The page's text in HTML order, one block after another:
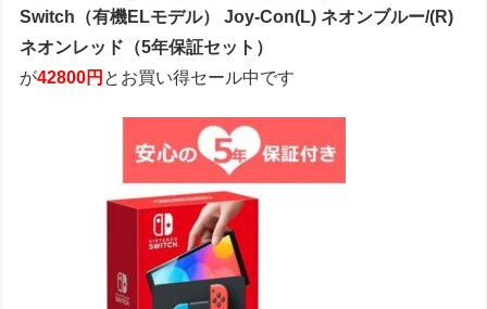
Switch（有機ELモデル） Joy-Con(L) ネオンブルー/(R)
ネオンレッド（5年保証セット）
が42800円 とお買い得セール中です